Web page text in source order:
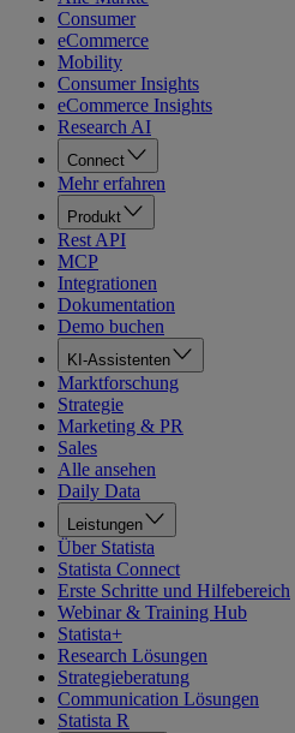
Consumer
eCommerce
Mobility
Consumer Insights
eCommerce Insights
Research AI
Connect
Mehr erfahren
Produkt
Rest API
MCP
Integrationen
Dokumentation
Demo buchen
KI-Assistenten
Marktforschung
Strategie
Marketing & PR
Sales
Alle ansehen
Daily Data
Leistungen
Über Statista
Statista Connect
Erste Schritte und Hilfebereich
Webinar & Training Hub
Statista+
Research Lösungen
Strategieberatung
Communication Lösungen
Statista R